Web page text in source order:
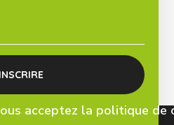
acceptez la politique